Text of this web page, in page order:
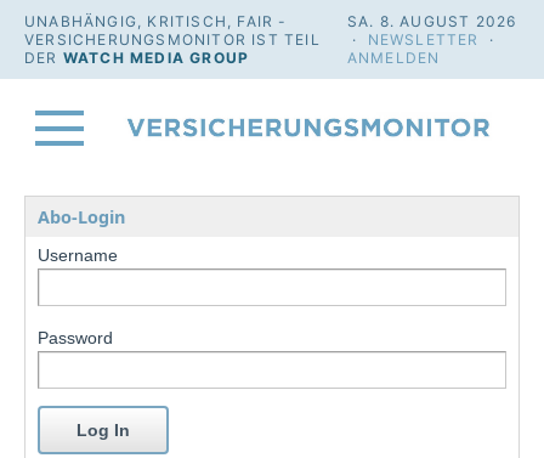
UNABHÄNGIG, KRITISCH, FAIR -
VERSICHERUNGSMONITOR IST TEIL
DER WATCH MEDIA GROUP
SA. 8. AUGUST 2026
· NEWSLETTER
·
ANMELDEN
Abo-Login
Username
Password